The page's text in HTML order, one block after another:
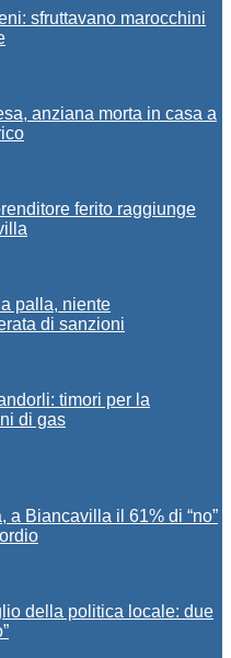
sfruttavano marocchini
anziana morta in casa a
ferito raggiunge
palla, niente
di sanzioni
timori per la
di gas
a Biancavilla il 61% di “no”
della politica locale: due